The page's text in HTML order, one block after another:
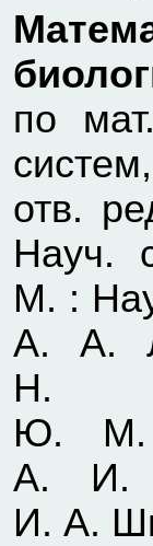
по
отв.
Науч.
М. :
А. А.
Н. В.
Ю. М.
А. И.
И. А.